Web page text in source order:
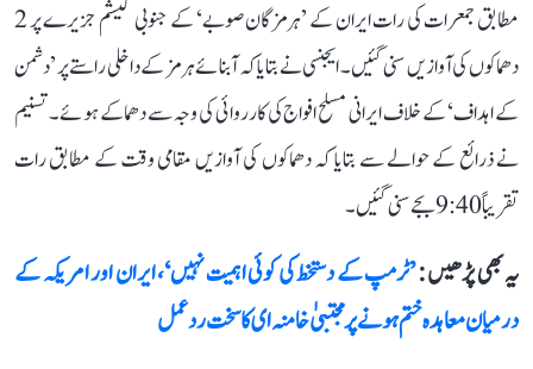
مطابق جمعرات کی رات ایران کے ’ہرمزگان صوبے‘ کے جنوبی کیشم جزیرے پر 2
دھماکوں کی آوازیں سنی گئیں۔ ایجنسی نے بتایا کہ آبنائے ہرمز کے داخلی راستے پر ’دشمن
کے اہداف‘ کے خلاف ایرانی مسلح افواج کی کارروائی کی وجہ سے دھماکے ہوئے۔ تسنیم
نے ذرائع کے حوالے سے بتایا کہ دھماکوں کی آوازیں مقامی وقت کے مطابق رات
تقریباً 9:40 بجے سنی گئیں۔
یہ بھی پڑھیں :’ٹرمپ کے دستخط کی کوئی اہمیت نہیں‘، ایران اور امریکہ کے
درمیان معاہدہ ختم ہونے پر مجتبیٰ خامنہ ای کا سخت ردعمل